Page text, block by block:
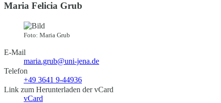
Maria Felicia Grub
Foto: Maria Grub
E-Mail
maria.grub@uni-jena.de
Telefon
+49 3641 9-44936
Link zum Herunterladen der vCard
vCard